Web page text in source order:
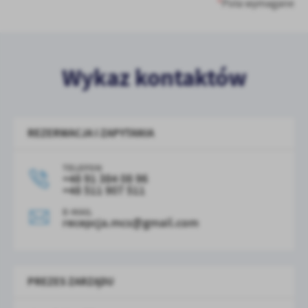
Pola wymagane
Wykaz kontaktów
REZERWACJA I ZAPYTANIA
TELEFON
+48 91 384 08 96
+48 511 907 511
E-MAIL
recepcja.mcs@gmail.com
PREZES ZARZĄDU